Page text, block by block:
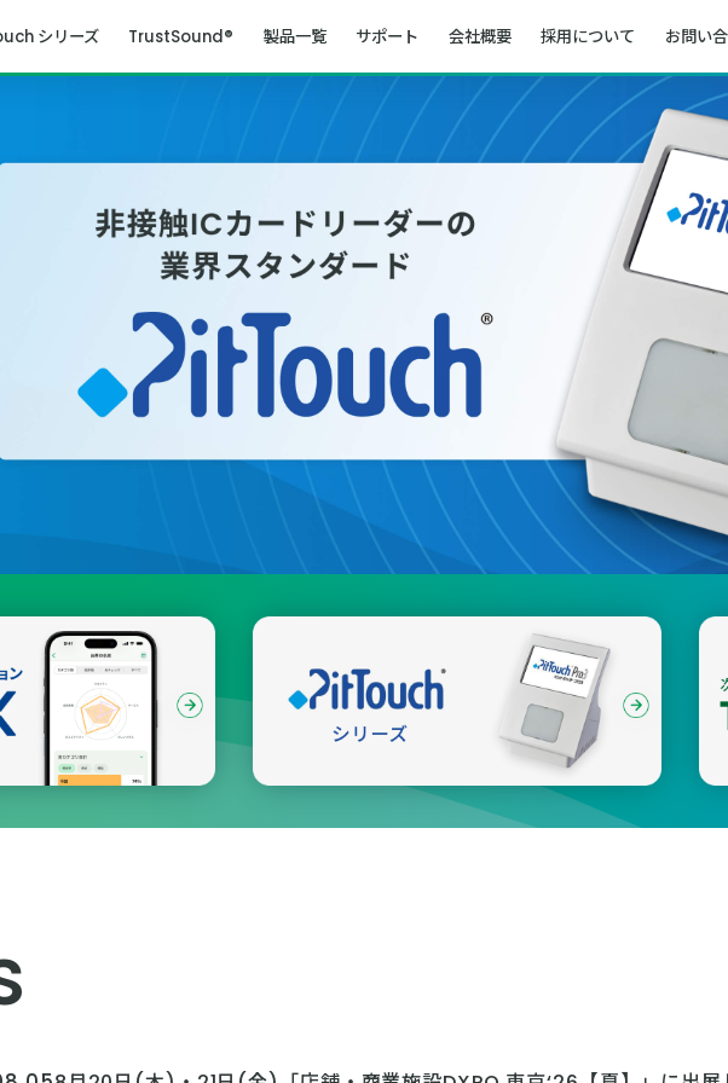
シリーズ TrustSound® 製品一覧 サポート 会社概要 採用について お問い